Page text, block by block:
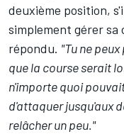
deuxième position,
simplement gérer sa
répondu. "Tu ne
que la course serait
n'importe quoi
d'attaquer jusqu'aux
relâcher un peu."